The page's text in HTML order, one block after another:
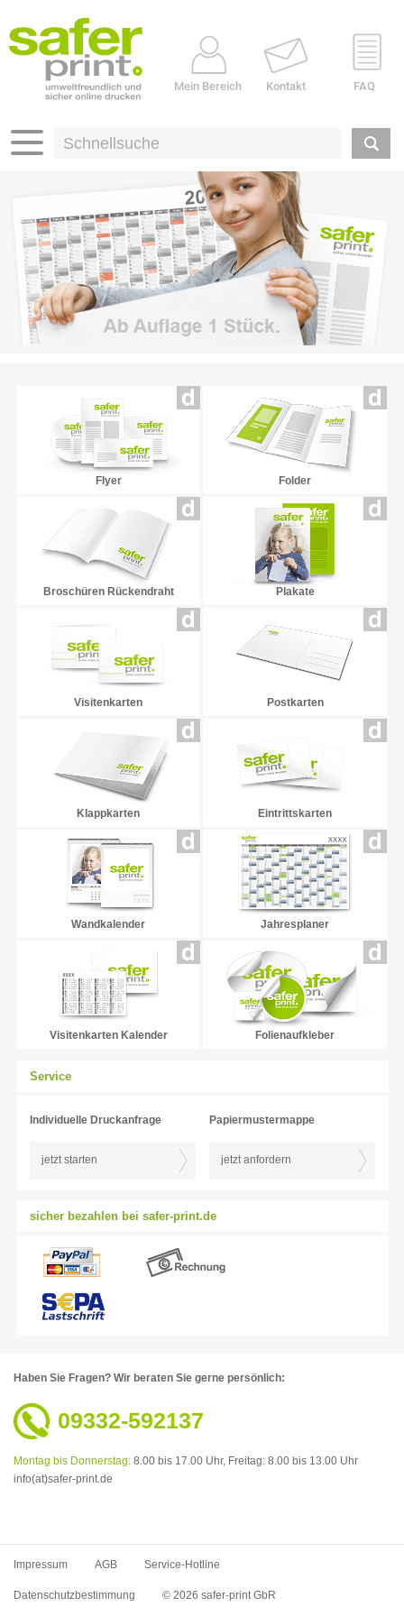
Mein Bereich Kontakt FAQ
Flyer Folder
Broschüren Rückendraht Plakate
Visitenkarten Postkarten
Klappkarten Eintrittskarten
Wandkalender Jahresplaner
Visitenkarten Kalender Folienaufkleber
Service
Individuelle Druckanfrage
jetzt starten
Papiermustermappe
jetzt anfordern
sicher bezahlen bei safer-print.de
Haben Sie Fragen? Wir beraten Sie gerne persönlich:
09332-592137
Montag bis Donnerstag: 8.00 bis 17.00 Uhr, Freitag: 8.00 bis 13.00 Uhr
info(at)safer-print.de
Impressum AGB Service-Hotline
Datenschutzbestimmung © 2026 safer-print GbR